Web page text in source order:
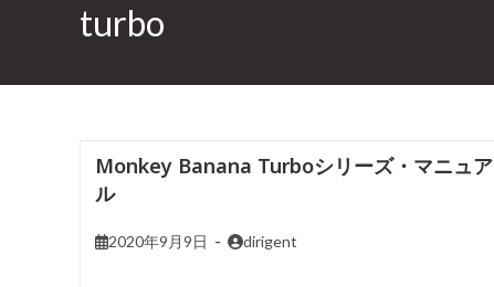
turbo
Monkey Banana Turboシリーズ・マニュア
ル
2020年9月9日 dirigent